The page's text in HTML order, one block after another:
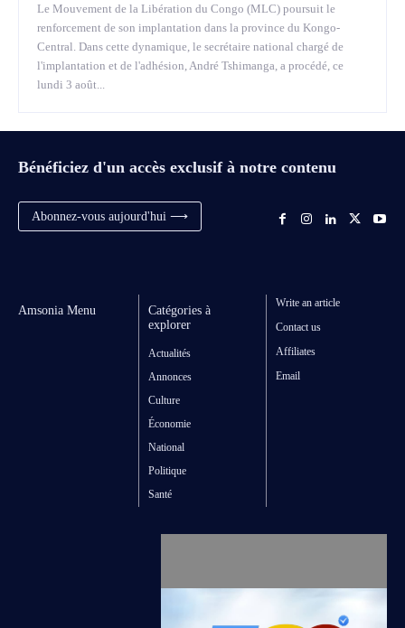
Le Mouvement de la Libération du Congo (MLC) poursuit le
renforcement de son implantation dans la province du Kongo-
Central. Dans cette dynamique, le secrétaire national chargé de
l'implantation et de l'adhésion, André Tshimanga, a procédé, ce
lundi 3 août...
Bénéficiez d'un accès exclusif à notre contenu
Abonnez-vous aujourd'hui ⟶
Amsonia Menu
Catégories à
explorer
Actualités
Annonces
Culture
Économie
National
Politique
Santé
Write an article
Contact us
Affiliates
Email